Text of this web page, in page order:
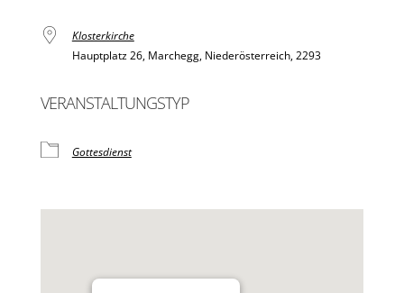
Klosterkirche
Hauptplatz 26, Marchegg, Niederösterreich, 2293
VERANSTALTUNGSTYP
Gottesdienst